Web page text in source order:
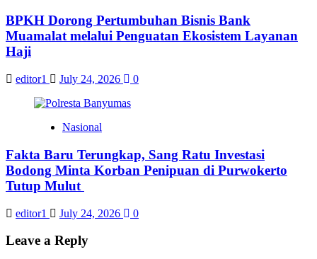
BPKH Dorong Pertumbuhan Bisnis Bank
Muamalat melalui Penguatan Ekosistem Layanan
Haji
editor1 July 24, 2026 0
Nasional
Fakta Baru Terungkap, Sang Ratu Investasi
Bodong Minta Korban Penipuan di Purwokerto
Tutup Mulut
editor1 July 24, 2026 0
Leave a Reply